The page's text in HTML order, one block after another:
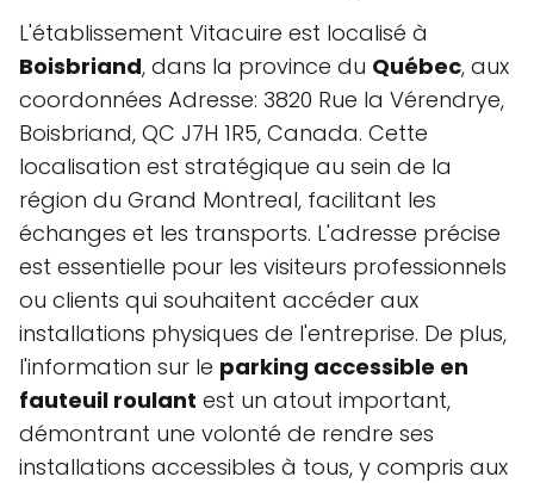
L'établissement Vitacuire est localisé à
Boisbriand, dans la province du Québec, aux
coordonnées Adresse: 3820 Rue la Vérendrye,
Boisbriand, QC J7H 1R5, Canada. Cette
localisation est stratégique au sein de la
région du Grand Montreal, facilitant les
échanges et les transports. L'adresse précise
est essentielle pour les visiteurs professionnels
ou clients qui souhaitent accéder aux
installations physiques de l'entreprise. De plus,
l'information sur le parking accessible en
fauteuil roulant est un atout important,
démontrant une volonté de rendre ses
installations accessibles à tous, y compris aux